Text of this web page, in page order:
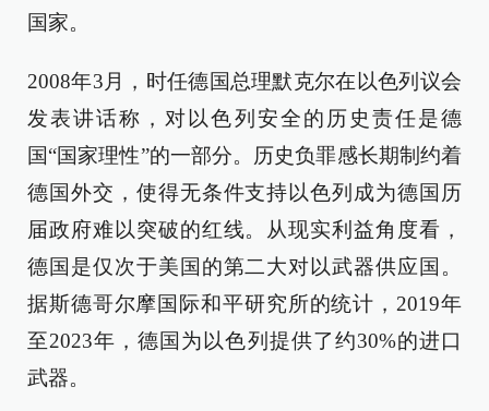
国家。
2008年3月，时任德国总理默克尔在以色列议会
发表讲话称，对以色列安全的历史责任是德
国“国家理性”的一部分。历史负罪感长期制约着
德国外交，使得无条件支持以色列成为德国历
届政府难以突破的红线。从现实利益角度看，
德国是仅次于美国的第二大对以武器供应国。
据斯德哥尔摩国际和平研究所的统计，2019年
至2023年，德国为以色列提供了约30%的进口
武器。